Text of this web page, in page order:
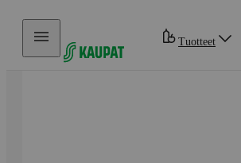
Hyppää sisältöön
Tuotteet